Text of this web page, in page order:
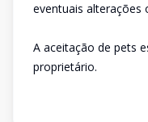
eventuais alterações
A aceitação de pets
proprietário.